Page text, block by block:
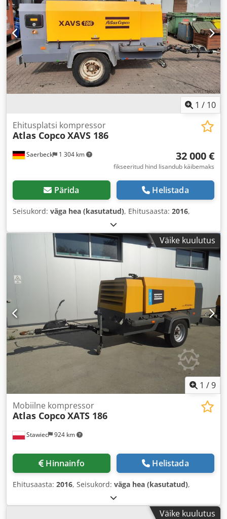
1 / 10
Saerbeck 1 304 km
Ehitusplatsi kompressor
Atlas CopcoXAVS 186
32 000 €
fikseeritud hind lisandub käibemaks
Pärida Helistada
Seisukord: väga hea (kasutatud), Ehitusaasta: 2016,
Väike kuulutus
1 /9
Stawiec 924 km
Mobiilne kompressor
Atlas CopcoXATS 186
Hinnainfo Helistada
Ehitusaasta: 2016, Seisukord: väga hea (kasutatud),
Väike kuulutus